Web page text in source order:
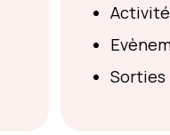
Sorties